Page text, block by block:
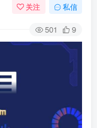
关注 私信
501 9